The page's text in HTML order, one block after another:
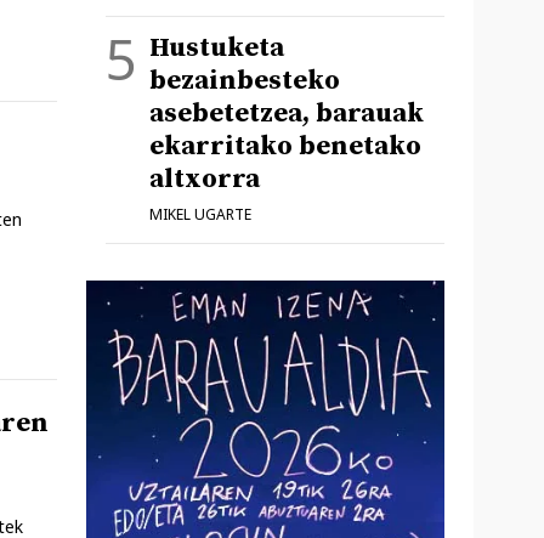
Hustuketa
bezainbesteko
asebetetzea, barauak
ekarritako benetako
altxorra
MIKEL UGARTE